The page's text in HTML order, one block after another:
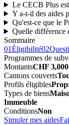
Le CECB Plus
Y a-t-il des aides
Qu'est-ce que le
Quelle différence
Sommaire
01Éligibilité02
Programmes de
MontantsCHF
Cantons couverts
Profils éligibles
Types de biens
Immeuble
ConditionsNon
Simuler mes aides